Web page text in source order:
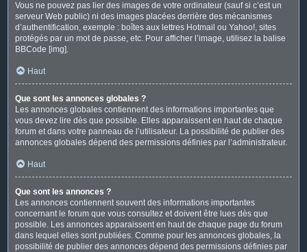
Vous ne pouvez pas lier des images de votre ordinateur (sauf si c’est un
serveur Web public) ni des images placées derrière des mécanismes
d’authentification, exemple : boîtes aux lettres Hotmail ou Yahoo!, sites
protégés par un mot de passe, etc. Pour afficher l’image, utilisez la balise
BBCode [img].
Haut
Que sont les annonces globales ?
Les annonces globales contiennent des informations importantes que
vous devez lire dès que possible. Elles apparaissent en haut de chaque
forum et dans votre panneau de l’utilisateur. La possibilité de publier des
annonces globales dépend des permissions définies par l’administrateur.
Haut
Que sont les annonces ?
Les annonces contiennent souvent des informations importantes
concernant le forum que vous consultez et doivent être lues dès que
possible. Les annonces apparaissent en haut de chaque page du forum
dans lequel elles sont publiées. Comme pour les annonces globales, la
possibilité de publier des annonces dépend des permissions définies par